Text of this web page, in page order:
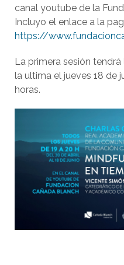
canal youtube de la
Incluyo el enlace a la
https://
La primera sesión
la ultima el jueves 18 de
horas.